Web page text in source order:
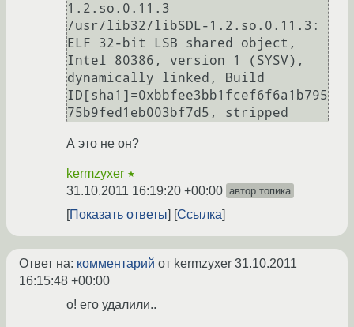
1.2.so.0.11.3
/usr/lib32/libSDL-1.2.so.0.11.3:
ELF 32-bit LSB shared object,
Intel 80386, version 1 (SYSV),
dynamically linked, Build
ID[sha1]=0xbbfee3bb1fcef6f6a1b795
75b9fed1eb003bf7d5, stripped
А это не он?
kermzyxer ★
31.10.2011 16:19:20 +00:00 автор топика
Показать ответы Ссылка
Ответ на: комментарий от kermzyxer 31.10.2011
16:15:48 +00:00
о! его удалили..